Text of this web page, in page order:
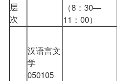
层
次
（8：30—
11：00）
汉语言文
学
050105